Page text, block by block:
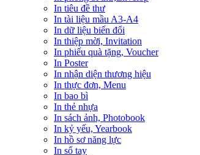
In tiêu đề thư
In tài liệu mầu A3-A4
In dữ liệu biến đổi
In thiệp mời, Invitation
In phiếu quà tặng, Voucher
In Poster
In nhận diện thương hiệu
In thực đơn, Menu
In bao bì
In thẻ nhựa
In sách ảnh, Photobook
In kỷ yếu, Yearbook
In hồ sơ năng lực
In sổ tay